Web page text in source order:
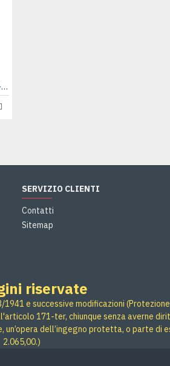
Carte da gioco POKER 52+2 BLU
SERVIZIO CLIENTI
Contatti
Sitemap
riservate
e successive modificazioni
171-ter, chiunque senza averne
dell’ingegno protetta, o parte di
2.065,00.)